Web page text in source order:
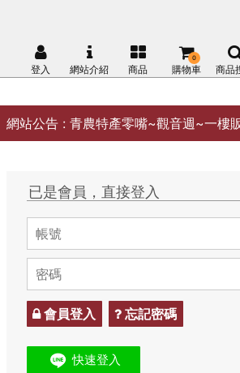
網站公告 : 青農特產零嘴~觀音週~一樓
登入 網站介紹 商品 購物車
0
商品
已是會員，直接登入
會員登入 忘記密碼